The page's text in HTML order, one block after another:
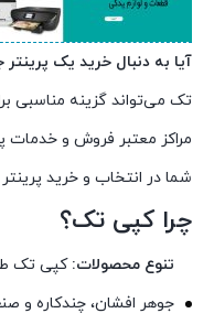
آیا به دنبال خرید یک
تک می‌تواند گزینه مناسبی
مراکز معتبر فروش و خدمات
شما در انتخاب و خرید
چرا کپی تک؟
تنوع محصولات: کپی تک
جوهر افشان، چندکاره و